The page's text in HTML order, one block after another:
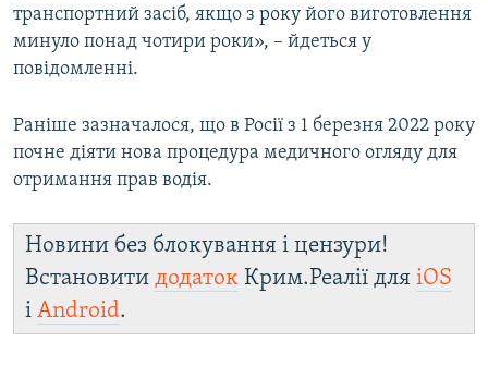
транспортний засіб, якщо з року його виготовлення
минуло понад чотири роки», – йдеться у
повідомленні.
Раніше зазначалося, що в Росії з 1 березня 2022 року
почне діяти нова процедура медичного огляду для
отримання прав водія.
Новини без блокування і цензури!
Встановити додаток Крим.Реалії для iOS
і Android.